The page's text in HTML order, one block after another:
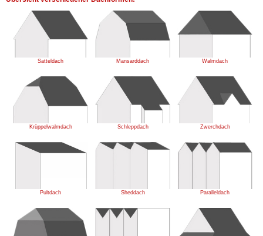
Satteldach Mansarddach Walmdach
Krüppelwalmdach Schleppdach Zwerchdach
Pultdach Sheddach Paralleldach